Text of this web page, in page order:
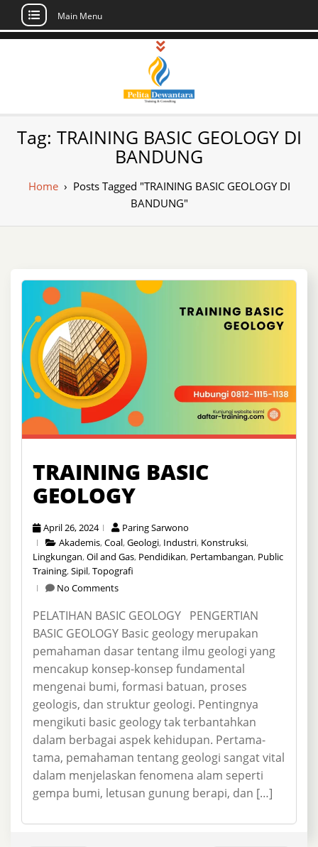
Skip
Main Menu
Pusat Pelatihan
dan Sertifikasi –
Daftar Training
Indonesia
Sertifikasi di Indonesia
Tag: TRAINING BASIC GEOLOGY DI
BANDUNG
Home› Posts Tagged "TRAINING BASIC GEOLOGY DI
BANDUNG"
TRAINING BASIC
GEOLOGY
April 26, 2024
Paring Sarwono
Akademis,Coal,Geologi, Industri, Konstruksi,
Lingkungan,Oil and Gas, Pendidikan, Pertambangan, Public
Training,Sipil,Topografi
No Comments
PELATIHAN BASIC GEOLOGY PENGERTIAN
BASIC GEOLOGY Basic geology merupakan
pemahaman dasar tentang ilmu geologi yang
mencakup konsep-konsep fundamental
mengenai bumi, formasi batuan, proses
geologis, dan struktur geologi. Pentingnya
mengikuti basic geology tak terbantahkan
dalam berbagai aspek kehidupan. Pertama-
tama, pemahaman tentang geologi sangat vital
dalam menjelaskan fenomena alam seperti
gempa bumi, letusan gunung berapi, dan […]